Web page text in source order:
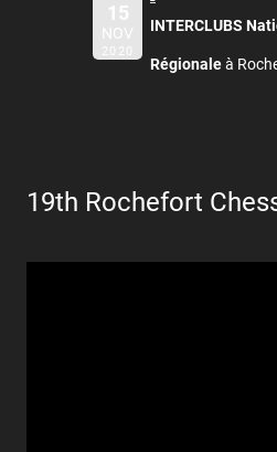
15
NOV
2020
INTERCLUBS
Régionaleà
19th Rochefort